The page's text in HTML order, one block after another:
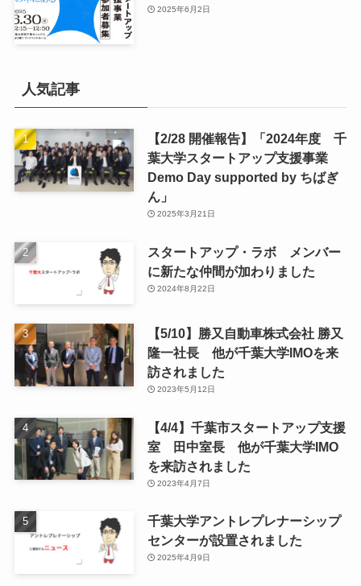
2025年6月2日
人気記事
【2/28 開催報告】「2024年度 千
葉大学スタートアップ支援事業
Demo Day supported by ちばぎ
ん」
2025年3月21日
スタートアップ・ラボ メンバー
に新たな仲間が加わりました
2024年8月22日
【5/10】勝又自動車株式会社 勝又
隆一社長 他が千葉大学IMOを来
訪されました
2023年5月12日
【4/4】千葉市スタートアップ支援
室 田中室長 他が千葉大学IMO
を来訪されました
2023年4月7日
千葉大学アントレプレナーシップ
センターが設置されました
2025年4月9日